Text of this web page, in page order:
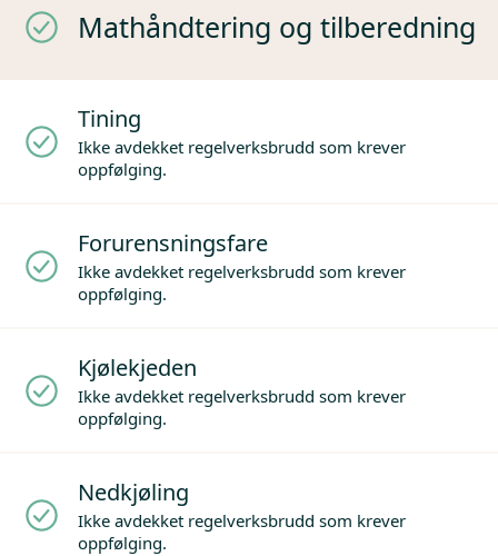
Mathåndtering og tilberedning
Tining
Ikke avdekket regelverksbrudd som krever
oppfølging.
Forurensningsfare
Ikke avdekket regelverksbrudd som krever
oppfølging.
Kjølekjeden
Ikke avdekket regelverksbrudd som krever
oppfølging.
Nedkjøling
Ikke avdekket regelverksbrudd som krever
oppfølging.